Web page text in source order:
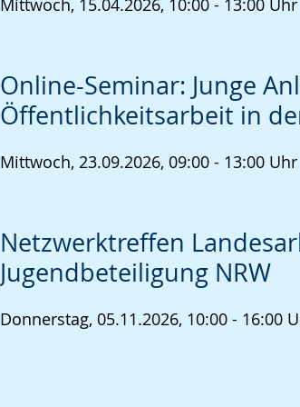
Mittwoch, 15.04.2026, 10:00 - 13:00 Uhr
Online-Seminar: Junge
Öffentlichkeitsarbeit in
Mittwoch, 23.09.2026, 09:00 - 13:00 Uhr
Netzwerktreffen
Jugendbeteiligung NRW
Donnerstag, 05.11.2026, 10:00 - 16:00